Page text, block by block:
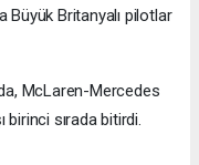
Büyük Britanyalı pilotlar
McLaren-Mercedes
birinci sırada bitirdi.